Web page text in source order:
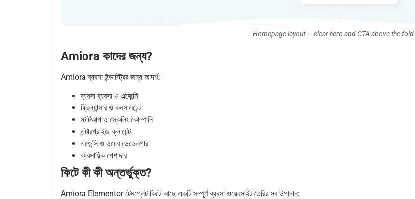
Homepage layout — clear hero and CTA above the fold.
Amiora কাদের জন্য?
Amiora ব্যবসা ইন্ডাস্ট্রির জন্য আদর্শ:
ব্যবসা ব্যবসা ও এজেন্সি
ফ্রিল্যান্সার ও কনসালটেন্ট
স্টার্টআপ ও স্কেলিং কোম্পানি
এন্টারপ্রাইজ ক্লায়েন্ট
এজেন্সি ও ওয়েব ডেভেলপার
ব্যবসায়িক পেশাদার
কিটে কী কী অন্তর্ভুক্ত?
Amiora Elementor টেমপ্লেট কিটে আছে একটি সম্পূর্ণ ব্যবসা ওয়েবসাইট তৈরির সব উপাদান: